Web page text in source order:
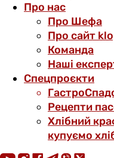
Про нас
Про Шефа
Про сайт
Команда
Наші
Спецпроєкти
Рецепти
Хлібний
купуємо